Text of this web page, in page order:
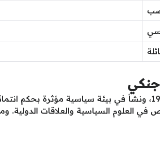
جنكي
العلوم السياسية والعلاقات الدولية.